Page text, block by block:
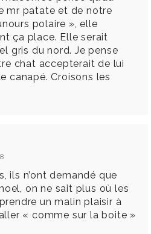
mr patate et de notre
polaire », elle
ça place. Elle serait
gris du nord. Je pense
chat accepterait de lui
canapé. Croisons les
ils n’ont demandé que
on ne sait plus où les
un malin plaisir à
« comme sur la boite »